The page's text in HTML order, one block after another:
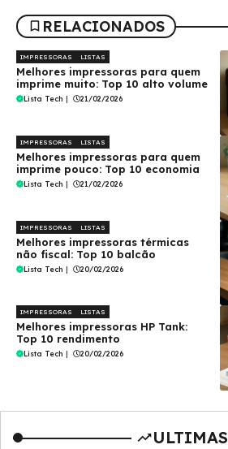
RELACIONADOS
IMPRESSORAS LISTAS
Melhores impressoras para quem
imprime muito: Top 10 alto volume
Lista Tech | 21/02/2026
IMPRESSORAS LISTAS
Melhores impressoras para quem
imprime pouco: Top 10 economia
Lista Tech | 21/02/2026
IMPRESSORAS LISTAS
Melhores impressoras térmicas
não fiscal: Top 10 balcão
Lista Tech | 20/02/2026
IMPRESSORAS LISTAS
Melhores impressoras HP Tank:
Top 10 rendimento
Lista Tech | 20/02/2026
ULTIMAS